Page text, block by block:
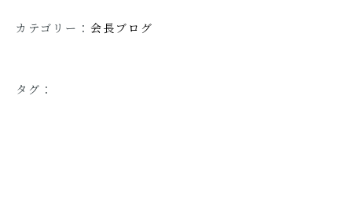
カテゴリー： 会長ブログ
タグ：